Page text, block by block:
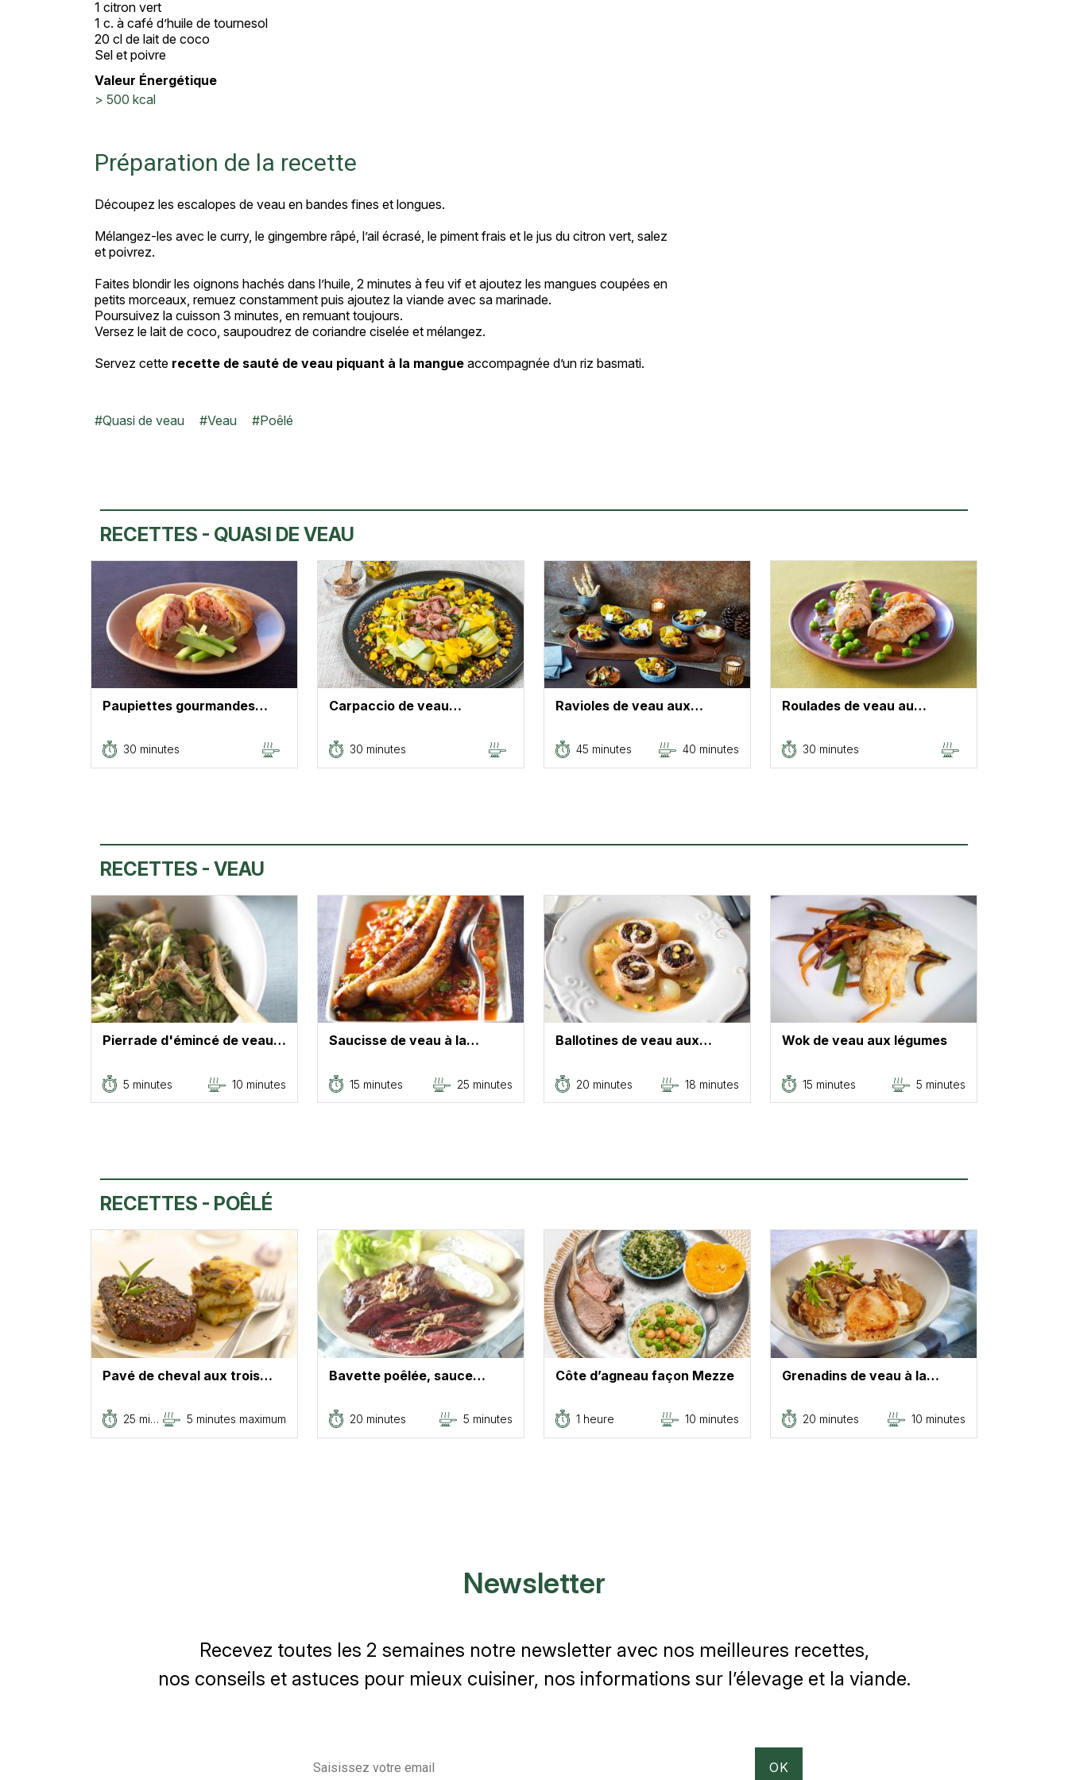
1 citron vert
1 c. à café d’huile de tournesol
20 cl de lait de coco
Sel et poivre
Valeur Énergétique
> 500 kcal
Préparation de la recette
Découpez les escalopes de veau en bandes fines et longues.
Mélangez-les avec le curry, le gingembre râpé, l’ail écrasé, le piment frais et le jus du citron vert, salez
et poivrez.
Faites blondir les oignons hachés dans l’huile, 2 minutes à feu vif et ajoutez les mangues coupées en
petits morceaux, remuez constamment puis ajoutez la viande avec sa marinade.
Poursuivez la cuisson 3 minutes, en remuant toujours.
Versez le lait de coco, saupoudrez de coriandre ciselée et mélangez.
Servez cette recette de sauté de veau piquant à la mangue accompagnée d’un riz basmati.
#Quasi de veau #Veau #Poêlé
RECETTES - QUASI DE VEAU
Paupiettes gourmandes…
30 minutes
Carpaccio de veau…
30 minutes
Ravioles de veau aux…
45 minutes 40 minutes
Roulades de veau au…
30 minutes
RECETTES - VEAU
Pierrade d'émincé de veau…
5 minutes 10 minutes
Saucisse de veau à la…
15 minutes 25 minutes
Ballotines de veau aux…
20 minutes 18 minutes
Wok de veau aux légumes
15 minutes 5 minutes
RECETTES - POÊLÉ
Pavé de cheval aux trois…
25 mi… 5 minutes maximum
Bavette poêlée, sauce…
20 minutes 5 minutes
Côte d’agneau façon Mezze
1 heure 10 minutes
Grenadins de veau à la…
20 minutes 10 minutes
Newsletter
Recevez toutes les 2 semaines notre newsletter avec nos meilleures recettes,
nos conseils et astuces pour mieux cuisiner, nos informations sur l’élevage et la viande.